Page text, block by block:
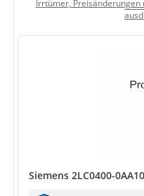
Irrtümer, Preisänderungen
Siemens 2LC0400-